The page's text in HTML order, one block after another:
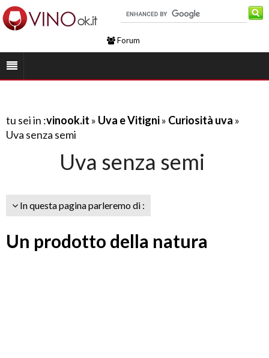
Forum
tu sei in :vinook.it » Uva e Vitigni» Curiosità uva »
Uva senza semi
Uva senza semi
In questa pagina parleremo di :
Un prodotto della natura